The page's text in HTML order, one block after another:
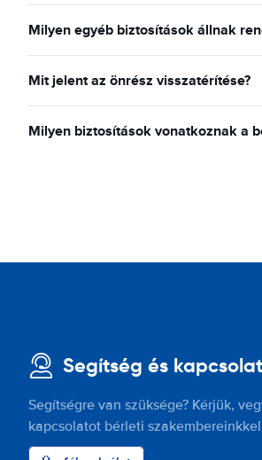
Milyen egyéb biztosítások állnak
Mit jelent az önrész visszatérítése?
Milyen biztosítások vonatkoznak a
Segítség és kapcsolat
Segítségre van szüksége? Kérjük,
kapcsolatot bérleti